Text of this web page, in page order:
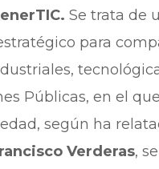
Se trata de
para
Públicas, en el
según ha
Verderas,